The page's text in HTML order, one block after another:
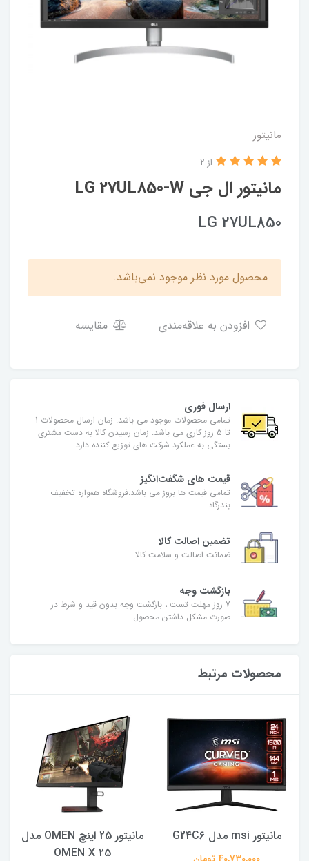
مانیتور
مانیتور ال جی LG 27UL850-W
از 2
LG 27UL850
محصول مورد نظر موجود نمی‌باشد.
مقایسه
ارسال فوری
تمامی محصولات موجود می باشد. زمان ارسال محصولات 1
تا 5 روز کاری می باشد. زمان رسیدن کالا به دست مشتری
بستگی به عملکرد شرکت های توزیع کننده دارد.
قیمت های شگفت‌انگیز
تمامی قیمت ها بروز می باشد.فروشگاه همواره تخفیف
بندرگاه
تضمین اصالت کالا
ضمانت اصالت و سلامت کالا
بازگشت وجه
7 روز مهلت تست ، بازگشت وجه بدون قید و شرط در
صورت مشکل داشتن محصول
محصولات مرتبط
مانیتور msi مدل G24C6
مانیتور 25 اینچ OMEN مدل
OMEN X 25